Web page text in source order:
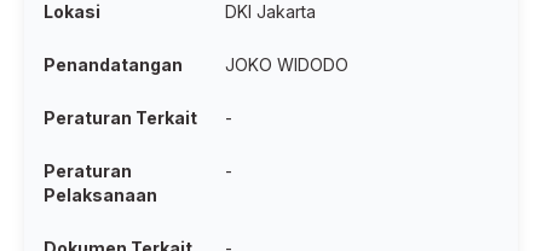
Lokasi DKI Jakarta
Penandatangan JOKO WIDODO
Peraturan Terkait -
Peraturan
Pelaksanaan
-